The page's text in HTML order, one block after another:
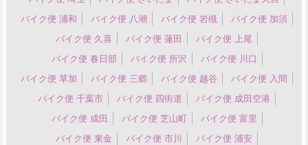
バイク便 浦和
バイク便 八潮 バイク便 岩槻
バイク便 加須
バイク便 久喜
バイク便 蓮田
バイク便 上尾
バイク便 春日部
バイク便 所沢
バイク便 川口
バイク便 草加
バイク便 三郷 バイク便 越谷
バイク便 入間
バイク便 千葉市
バイク便 四街道
バイク便 成田空港
バイク便 成田
バイク便 芝山町
バイク便 富里
バイク便 東金
バイク便 市川
バイク便 浦安